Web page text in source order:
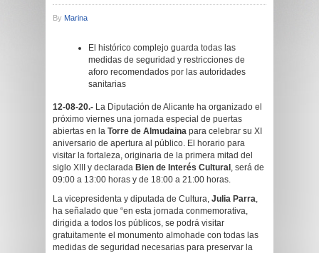
By Marina
El histórico complejo guarda todas las
medidas de seguridad y restricciones de
aforo recomendados por las autoridades
sanitarias
12-08-20.- La Diputación de Alicante ha organizado el
próximo viernes una jornada especial de puertas
abiertas en la Torre de Almudaina para celebrar su XI
aniversario de apertura al público. El horario para
visitar la fortaleza, originaria de la primera mitad del
siglo XIII y declarada Bien de Interés Cultural , será de
09:00 a 13:00 horas y de 18:00 a 21:00 horas.
La vicepresidenta y diputada de Cultura, Julia Parra,
ha señalado que “en esta jornada conmemorativa,
dirigida a todos los públicos, se podrá visitar
gratuitamente el monumento almohade con todas las
medidas de seguridad necesarias para preservar la